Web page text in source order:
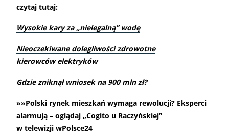
czytaj tutaj:
Wysokie kary za „nielegalną” wodę
Nieoczekiwane dolegliwości zdrowotne
kierowców elektryków
Gdzie zniknął wniosek na 900 mln zł?
»»Polski rynek mieszkań wymaga rewolucji? Eksperci
alarmują – oglądaj „Cogito u Raczyńskiej”
w telewizji wPolsce24